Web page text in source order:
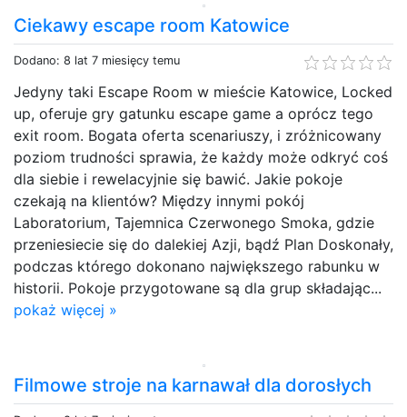
Ciekawy escape room Katowice
Dodano: 8 lat 7 miesięcy temu
Jedyny taki Escape Room w mieście Katowice, Locked
up, oferuje gry gatunku escape game a oprócz tego
exit room. Bogata oferta scenariuszy, i zróżnicowany
poziom trudności sprawia, że każdy może odkryć coś
dla siebie i rewelacyjnie się bawić. Jakie pokoje
czekają na klientów? Między innymi pokój
Laboratorium, Tajemnica Czerwonego Smoka, gdzie
przeniesiecie się do dalekiej Azji, bądź Plan Doskonały,
podczas którego dokonano największego rabunku w
historii. Pokoje przygotowane są dla grup składając...
pokaż więcej »
Filmowe stroje na karnawał dla dorosłych